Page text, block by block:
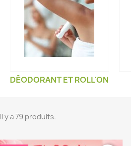
DÉODORANT ET ROLL'ON
Il y a 79 produits.